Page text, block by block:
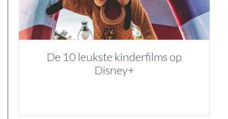
De 10 leukste kinderfilms op
Disney+